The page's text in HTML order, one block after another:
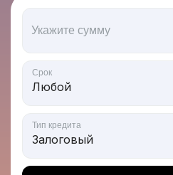
Укажите сумму
Срок
Тип кредита